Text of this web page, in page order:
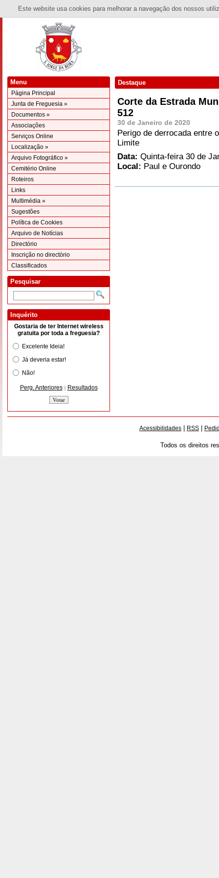
Este website usa cookies para melhorar a navegação dos nossos
Menu
Página Principal
Junta de Freguesia »
Documentos »
Associações
Serviços Online
Localização »
Arquivo Fotográfico »
Cemitério Online
Roteiros
Links
Multimédia »
Sugestões
Política de Cookies
Arquivo de Notícias
Directório
Inscrição no directório
Classificados
Pesquisar
Inquérito
Gostaria de ter Internet wireless
gratuita por toda a freguesia?
Excelente Ideia!
Já deveria estar!
Não!
Perg. Anteriores | Resultados
Destaque
Corte da Estrada
512
30 de Janeiro de 2020
Perigo de derrocada entre
Limite
Data: Quinta-feira 30 de
Local: Paul e Ourondo
Acessibilidades RSS
Todos os direitos